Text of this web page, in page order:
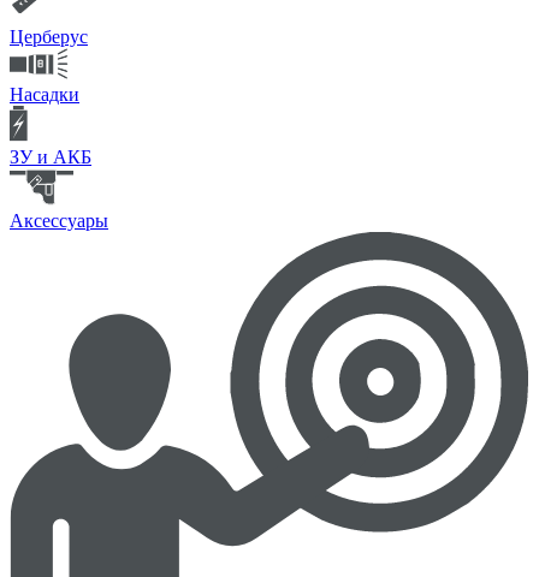
Церберус
Насадки
ЗУ и АКБ
Аксессуары